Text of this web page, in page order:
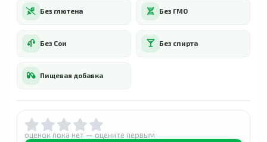
Без глютена Без ГМО
Без Сои Без спирта
Пищевая добавка
оценок пока нет — оцените первым